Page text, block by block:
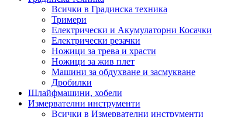
Всички в Градинска техника
Тримери
Електрически и Акумулаторни Косачки
Електрически резачки
Ножици за трева и храсти
Ножици за жив плет
Машини за обдухване и засмукване
Дробилки
Шлайфмашини, хобели
Измервателни инструменти
Всички в Измервателни инструменти